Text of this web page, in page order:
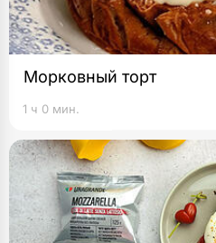
Морковный торт
1 ч 0 мин.